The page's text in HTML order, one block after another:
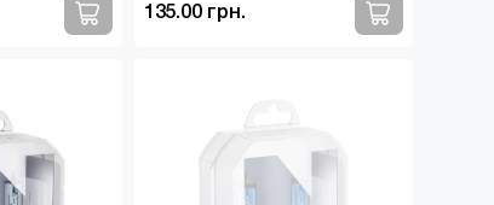
135.00 грн.